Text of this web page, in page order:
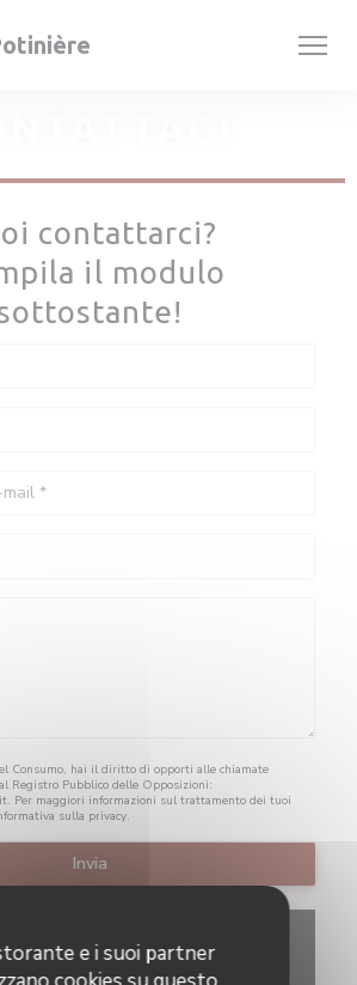
e i suoi partner
contattarci?
il modulo
Consumo, hai il diritto di opporti alle chiamate
Registro Pubblico delle Opposizioni:
. Per maggiori informazioni sul trattamento dei tuoi
sulla privacy.